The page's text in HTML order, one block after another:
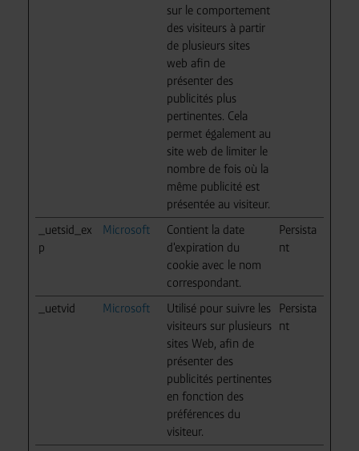
sur le comportement
des visiteurs à partir
de plusieurs sites
web afin de
présenter des
publicités plus
pertinentes. Cela
permet également au
site web de limiter le
nombre de fois où la
même publicité est
présentée au visiteur.
_uetsid_ex
p
Microsoft
Contient la date
d'expiration du
cookie avec le nom
correspondant.
Persista
nt
_uetvid Microsoft
Utilisé pour suivre les
visiteurs sur plusieurs
sites Web, afin de
présenter des
publicités pertinentes
en fonction des
préférences du
visiteur.
Persista
nt